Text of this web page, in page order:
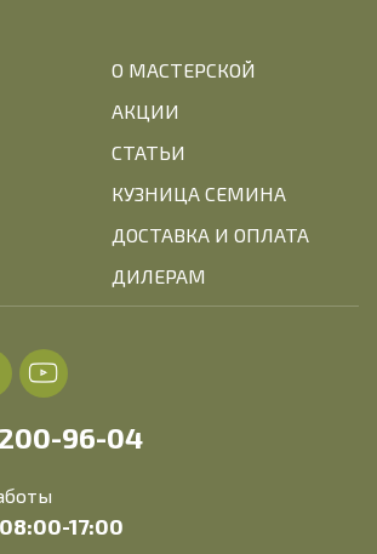
О МАСТЕРСКОЙ
АКЦИИ
СТАТЬИ
КУЗНИЦА СЕМИНА
ДОСТАВКА И ОПЛАТА
ДИЛЕРАМ
96-04
17:00